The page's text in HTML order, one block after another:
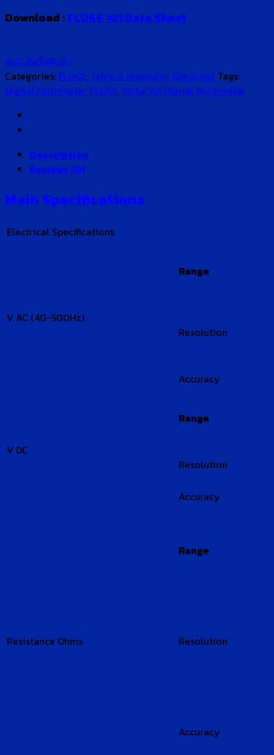
Download :FLUKE 101 Data Sheet
สนใจสั่งซื้อสินค้า
Categories: FLUKE, Temp & Humidity, Electrical Tags:
Digital Multimeter, FLUKE, Fluke 101 Digital Multimeter
Description
Reviews (0)
Main Specifications
Electrical Specifications
V AC (40-500Hz)
Range
Resolution
Accuracy
V DC
Range
Resolution
Accuracy
Resistance Ohms
Range
Resolution
Accuracy